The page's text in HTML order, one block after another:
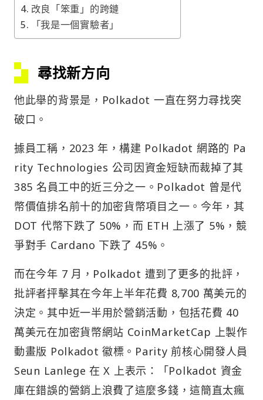
改良「笨重」的跨鏈
「我是一個實驗者」
尋找新方向
他此舉的背景是，Polkadot 一直在努力尋找突
破口。
據員工稱，2023 年，構建 Polkadot 網路的 Pa
rity Technologies 公司因資金短缺而裁掉了其
385 名員工中的近三分之一。Polkadot 曾是代
幣價值排名前十的加密貨幣項目之一。今年，其
DOT 代幣下跌了 50%，而 ETH 上漲了 5%，競
爭對手 Cardano 下跌了 45%。
而在今年 7 月，Polkadot 遭到了更多的批評，
批評者抨擊其在今年上半年花費 8,700 萬美元的
決定。其中近一半用於營銷活動，包括花費 40
萬美元在加密貨幣網站 CoinMarketCap 上製作
動畫版 Polkadot 徽標。Parity 前核心開發人員
Seun Lanlege 在 X 上表示：「Polkadot 資金
庫在錯誤的營銷上浪費了這麼多錢，這簡直太瘋